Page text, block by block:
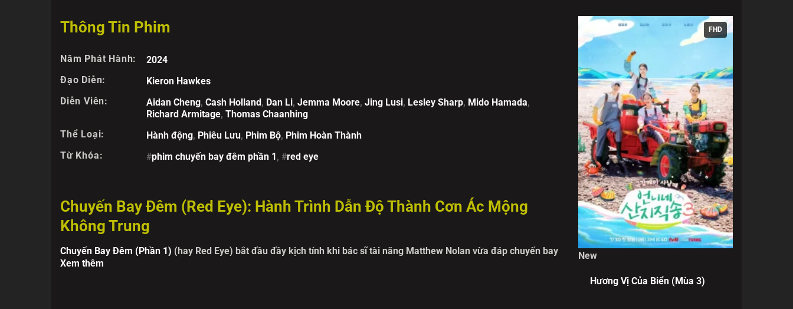
Thông Tin Phim
Năm Phát Hành:
2024
Đạo Diễn:
Kieron Hawkes
Diễn Viên:
Aidan Cheng, Cash Holland , Dan Li, Jemma Moore, Jing Lusi, Lesley Sharp, Mido Hamada,
Richard Armitage, Thomas Chaanhing
Thể Loại:
Hành động, Phiêu Lưu, Phim Bộ, Phim Hoàn Thành
Từ Khóa:
#phim chuyến bay đêm phần 1 , #red eye
Chuyến Bay Đêm (Red Eye): Hành Trình Dẫn Độ Thành Cơn Ác Mộng
Không Trung
Chuyến Bay Đêm (Phần 1) (hay Red Eye) bắt đầu đầy kịch tính khi bác sĩ tài năng Matthew Nolan vừa đáp chuyến bay
từ Bắc Kinh về London thì bị cảnh sát Heathrow bắt giữ. Anh bị cáo buộc liên quan đến cái chết của một phụ nữ Trung
Xem thêm
FHD
New
Hương Vị Của Biển (Mùa 3)